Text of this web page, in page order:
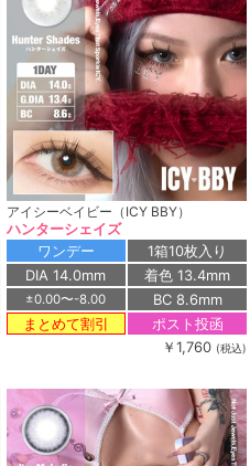
アイシーベイビー（ICY BBY）
ハンターシェイズ
ワンデー
1箱10枚入り
DIA 14.0mm
着色 13.4mm
±0.00〜-8.00
BC 8.6mm
まとめて割引
ポスト投函
￥1,760 (税込)